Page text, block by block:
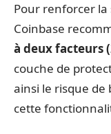
Pour renforcer
Coinbase
à deux facteurs
couche de
ainsi le risque de
cette